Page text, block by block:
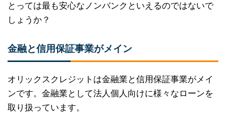
とっては最も安心なノンバンクといえるのではないで
しょうか？
金融と信用保証事業がメイン
オリックスクレジットは金融業と信用保証事業がメイ
ンです。金融業として法人個人向けに様々なローンを
取り扱っています。